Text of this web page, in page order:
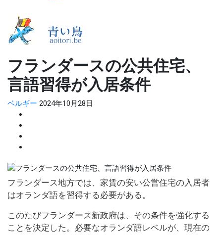
フランダースの公共住宅、
言語習得が入居条件
ベルギー 2024年10月28日
フランダース地方では、家賃の安い公営住宅の入居者
はオランダ語を習得する必要がある。
このたびフランダース新政府は、その条件を強化する
ことを決定した。必要なオランダ語レベルが、現在の